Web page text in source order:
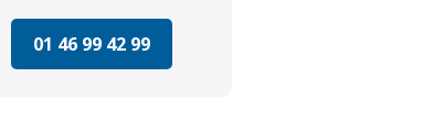
01 46 99 42 99